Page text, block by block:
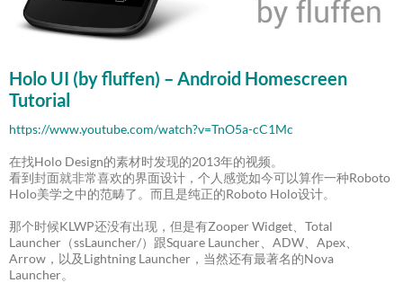
Holo UI (by fluffen) – Android Homescreen
Tutorial
https://www.youtube.com/watch?v=TnO5a-cC1Mc
在找Holo Design的素材时发现的2013年的视频。
看到封面就非常喜欢的界面设计，个人感觉如今可以算作一种Roboto
Holo美学之中的范畴了。而且是纯正的Roboto Holo设计。
那个时候KLWP还没有出现，但是有Zooper Widget、Total
Launcher（ssLauncher/）跟Square Launcher、ADW、Apex、
Arrow，以及Lightning Launcher，当然还有最著名的Nova
Launcher。